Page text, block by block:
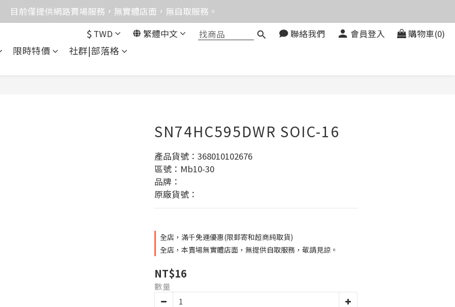
均含稅，下單享優惠！歡迎大量採購，由專人提供專案報價。
目前僅提供網路賣場服務，無實體店面，無自取服務。
異常，暫時無法正常接聽來電，請改播0989250580或是0962083580
均含稅，下單享優惠！歡迎大量採購，由專人提供專案報價。
$ TWD 繁體中文 聯絡我們 會員登入 購物車(0)
限時特價 社群|部落格
SN74HC595DWR SOIC-16
產品貨號：368010102676
區號：Mb10-30
品牌：
原廠貨號：
全店，滿千免運優惠(限郵寄和超商純取貨)
全店，本賣場無實體店面，無提供自取服務，敬請見諒。
NT$16
數量